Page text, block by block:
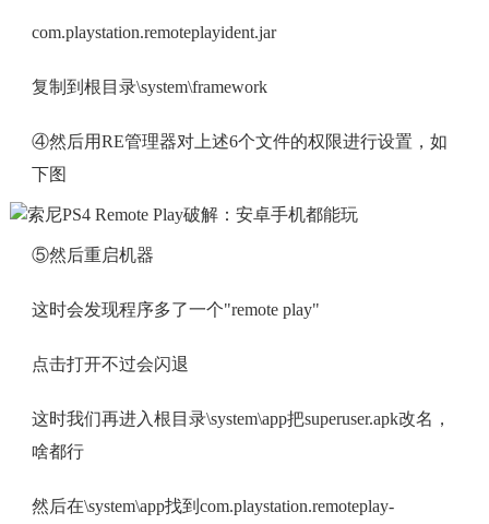
com.playstation.remoteplayident.jar
复制到根目录\system\framework
④然后用RE管理器对上述6个文件的权限进行设置，如
下图
⑤然后重启机器
这时会发现程序多了一个"remote play"
点击打开不过会闪退
这时我们再进入根目录\system\app把superuser.apk改名，
啥都行
然后在\system\app找到com.playstation.remoteplay-